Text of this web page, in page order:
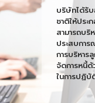
บริษัทได้รั
ชาติให้ปร
สามารถบริ
ประสบการ
การบริหาร
จัดการหนี้
ในการปฏิบั